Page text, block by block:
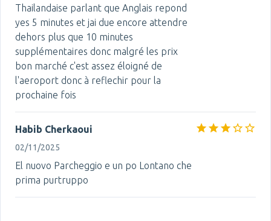
Thailandaise parlant que Anglais repond
yes 5 minutes et jai due encore attendre
dehors plus que 10 minutes
supplémentaires donc malgré les prix
bon marché c'est assez éloigné de
l'aeroport donc à reflechir pour la
prochaine fois
Habib Cherkaoui
02/11/2025
El nuovo Parcheggio e un po Lontano che
prima purtruppo